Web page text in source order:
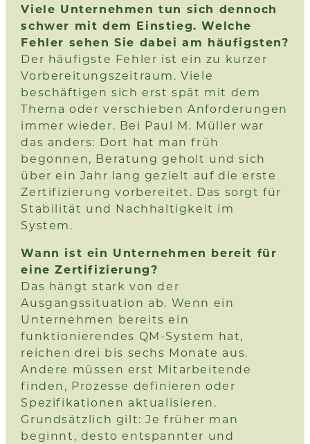
Viele Unternehmen tun sich dennoch
schwer mit dem Einstieg. Welche
Fehler sehen Sie dabei am häufigsten?
Der häufigste Fehler ist ein zu kurzer
Vorbereitungszeitraum. Viele
beschäftigen sich erst spät mit dem
Thema oder verschieben Anforderungen
immer wieder. Bei Paul M. Müller war
das anders: Dort hat man früh
begonnen, Beratung geholt und sich
über ein Jahr lang gezielt auf die erste
Zertifizierung vorbereitet. Das sorgt für
Stabilität und Nachhaltigkeit im
System.
Wann ist ein Unternehmen bereit für
eine Zertifizierung?
Das hängt stark von der
Ausgangssituation ab. Wenn ein
Unternehmen bereits ein
funktionierendes QM-System hat,
reichen drei bis sechs Monate aus.
Andere müssen erst Mitarbeitende
finden, Prozesse definieren oder
Spezifikationen aktualisieren.
Grundsätzlich gilt: Je früher man
beginnt, desto entspannter und